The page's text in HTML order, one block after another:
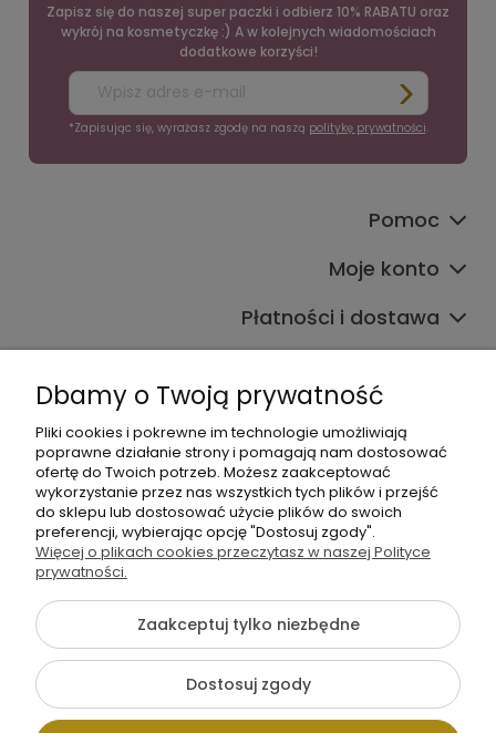
Zapisz się do naszej super paczki i odbierz 10% RABATU oraz
wykrój na kosmetyczkę :) A w kolejnych wiadomościach
dodatkowe korzyści!
*Zapisując się, wyrażasz zgodę na naszą politykę prywatności.
Pomoc
Moje konto
Płatności i dostawa
+48 605 141 363
{literal}
Pokaż pełną wersję strony
Dbamy o Twoją prywatność
Pliki cookies i pokrewne im technologie umożliwiają
poprawne działanie strony i pomagają nam dostosować
ofertę do Twoich potrzeb. Możesz zaakceptować
wykorzystanie przez nas wszystkich tych plików i przejść
do sklepu lub dostosować użycie plików do swoich
preferencji, wybierając opcję "Dostosuj zgody".
Więcej o plikach cookies przeczytasz w naszej Polityce
prywatności.
Zaakceptuj tylko niezbędne
Dostosuj zgody